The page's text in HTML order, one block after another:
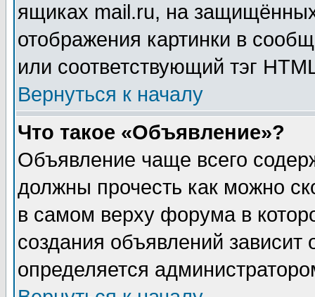
ящиках mail.ru, на
отображения картинки в
или соответствующий тэг
Вернуться к началу
Что такое «Объявление»?
Объявление чаще всего
должны прочесть как можно
в самом верху форума в
создания объявлений зависит
определяется